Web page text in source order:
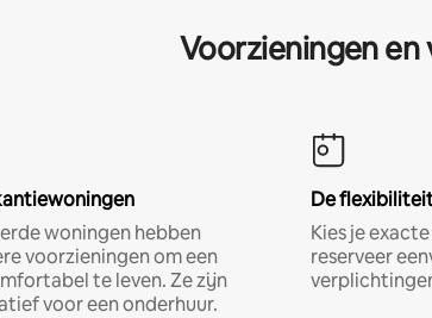
Voorzieningen
woningen hebben
voorzieningen om een
te leven. Ze zijn
voor een onderhuur.
De
Kies je
reserveer